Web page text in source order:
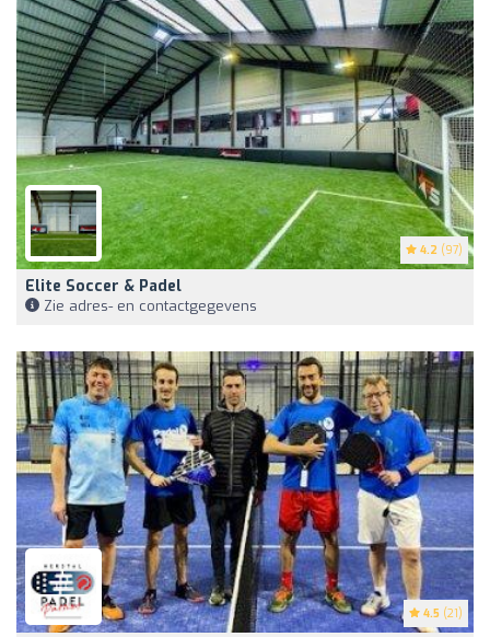
4.2 (97)
Elite Soccer & Padel
Zie adres- en contactgegevens
4.5 (21)